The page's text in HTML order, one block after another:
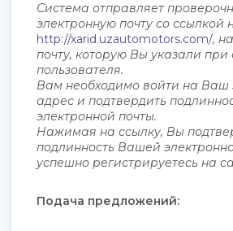
Система отправляет
электронную почту со ссылкой
http://xarid.uzautomotors.com/,
почту, которую Вы указали при
пользователя.
Вам необходимо войти на Ваш
адрес и подтвердить
электронной почты.
Нажимая на ссылку, Вы
подлинность Вашей
успешно регистрируетесь на
Подача предложений: